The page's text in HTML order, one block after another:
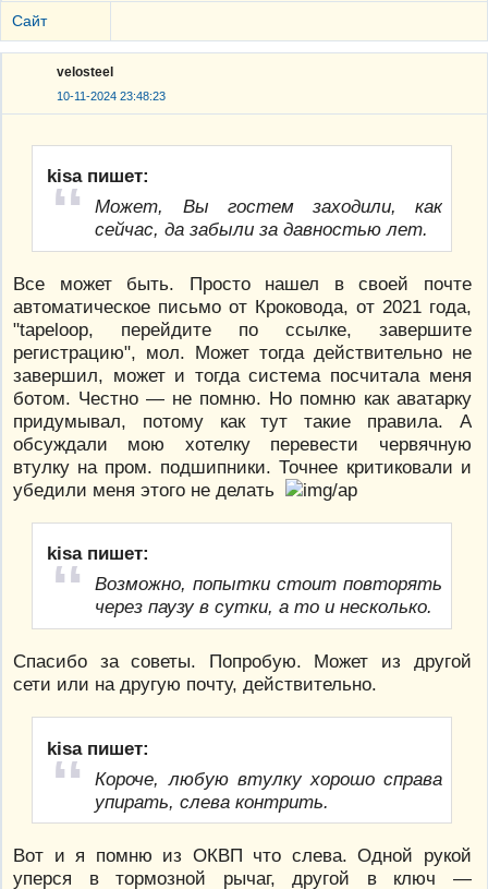
Сайт
velosteel
10-11-2024 23:48:23
kisa пишет:
Может, Вы гостем заходили, как
сейчас, да забыли за давностью лет.
Все может быть. Просто нашел в своей почте
автоматическое письмо от Кроковода, от 2021 года,
"tapeloop, перейдите по ссылке, завершите
регистрацию", мол. Может тогда действительно не
завершил, может и тогда система посчитала меня
ботом. Честно — не помню. Но помню как аватарку
придумывал, потому как тут такие правила. A
обсуждали мою хотелку перевести червячную
втулку на пром. подшипники. Точнее критиковали и
убедили меня этого не делать
kisa пишет:
Возможно, попытки стоит повторять
через паузу в сутки, а то и несколько.
Спасибо за советы. Попробую. Может из другой
сети или на другую почту, действительно.
kisa пишет:
Короче, любую втулку хорошо справа
упирать, слева контрить.
Вот и я помню из ОКВП что слева. Одной рукой
уперся в тормозной рычаг, другой в ключ —